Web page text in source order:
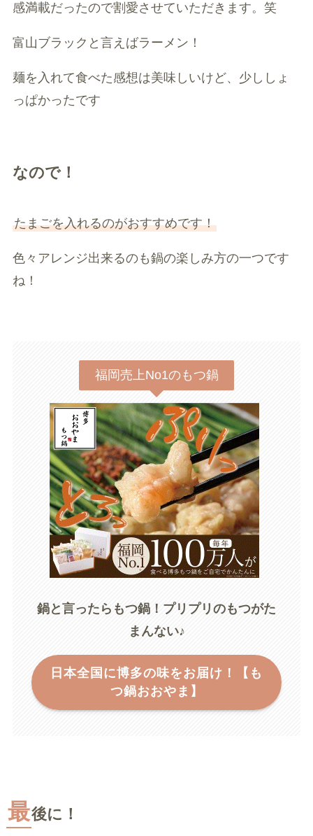
感満載だったので割愛させていただきます。笑
富山ブラックと言えばラーメン！
麺を入れて食べた感想は美味しいけど、少ししょ
っぱかったです
なので！
たまごを入れるのがおすすめです！
色々アレンジ出来るのも鍋の楽しみ方の一つです
ね！
福岡売上No1のもつ鍋
鍋と言ったらもつ鍋！プリプリのもつがた
まんない♪
日本全国に博多の味をお届け！【も
つ鍋おおやま】
最後に！